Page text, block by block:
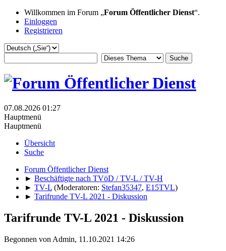
Willkommen im Forum „Forum Öffentlicher Dienst“.
Einloggen
Registrieren
07.08.2026 01:27
Hauptmenü
Hauptmenü
Übersicht
Suche
Forum Öffentlicher Dienst
► Beschäftigte nach TVöD / TV-L / TV-H
► TV-L (Moderatoren: Stefan35347, E15TVL)
► Tarifrunde TV-L 2021 - Diskussion
Tarifrunde TV-L 2021 - Diskussion
Begonnen von Admin, 11.10.2021 14:26